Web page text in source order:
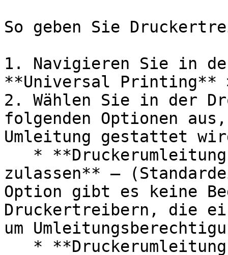
So geben Sie
1. Navigieren Sie in
**Universal Printing**
2. Wählen Sie in der
folgenden Optionen
Umleitung gestattet
zulassen** –
Option gibt es keine
Druckertreibern, die
um